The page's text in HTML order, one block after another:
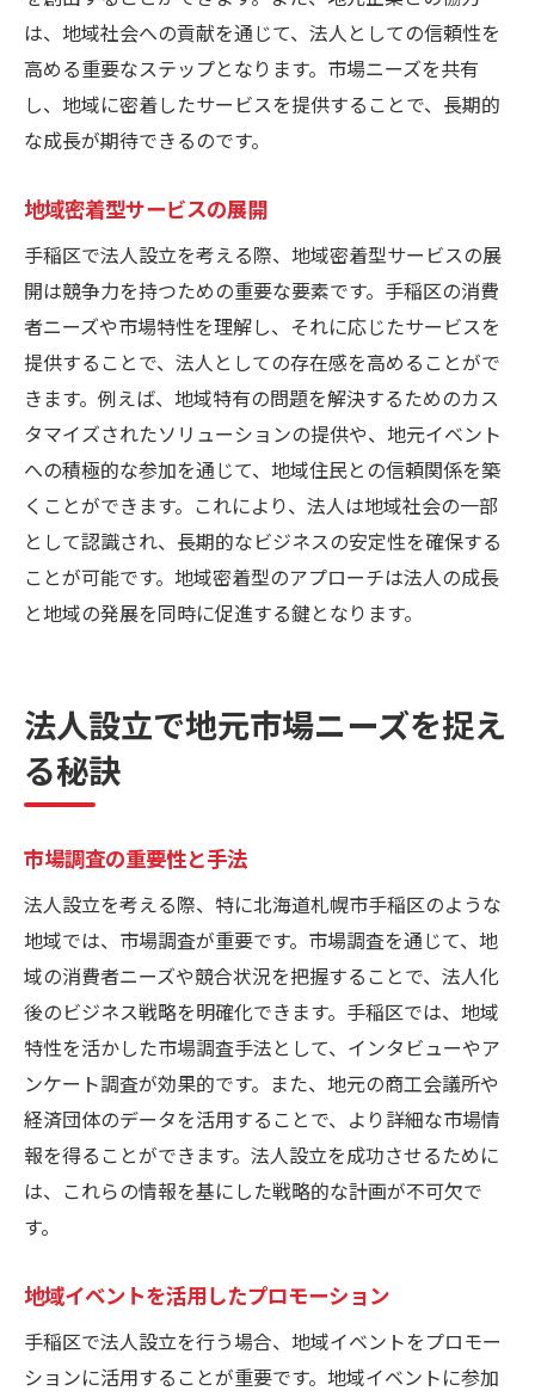
は、地域社会への貢献を通じて、法人としての信頼性を
高める重要なステップとなります。市場ニーズを共有
し、地域に密着したサービスを提供することで、長期的
な成長が期待できるのです。
地域密着型サービスの展開
手稲区で法人設立を考える際、地域密着型サービスの展
開は競争力を持つための重要な要素です。手稲区の消費
者ニーズや市場特性を理解し、それに応じたサービスを
提供することで、法人としての存在感を高めることがで
きます。例えば、地域特有の問題を解決するためのカス
タマイズされたソリューションの提供や、地元イベント
への積極的な参加を通じて、地域住民との信頼関係を築
くことができます。これにより、法人は地域社会の一部
として認識され、長期的なビジネスの安定性を確保する
ことが可能です。地域密着型のアプローチは法人の成長
と地域の発展を同時に促進する鍵となります。
法人設立で地元市場ニーズを捉え
る秘訣
市場調査の重要性と手法
法人設立を考える際、特に北海道札幌市手稲区のような
地域では、市場調査が重要です。市場調査を通じて、地
域の消費者ニーズや競合状況を把握することで、法人化
後のビジネス戦略を明確化できます。手稲区では、地域
特性を活かした市場調査手法として、インタビューやア
ンケート調査が効果的です。また、地元の商工会議所や
経済団体のデータを活用することで、より詳細な市場情
報を得ることができます。法人設立を成功させるために
は、これらの情報を基にした戦略的な計画が不可欠で
す。
地域イベントを活用したプロモーション
手稲区で法人設立を行う場合、地域イベントをプロモー
ションに活用することが重要です。地域イベントに参加